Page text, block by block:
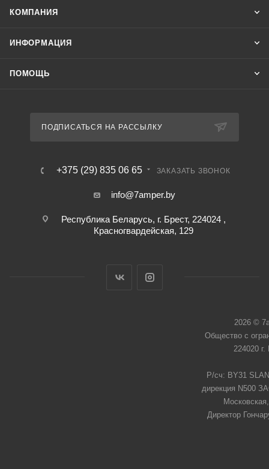
КОМПАНИЯ
ИНФОРМАЦИЯ
ПОМОЩЬ
ПОДПИСАТЬСЯ НА РАССЫЛКУ
+375 (29) 835 06 65 ЗАКАЗАТЬ ЗВОНОК
info@7amper.by
Республика Беларусь, г. Брест, 224024 ,
Красногвардейская, 129
2026 ©
Общество с
224020
Р/сч: BY31
дирекция N500
Директор